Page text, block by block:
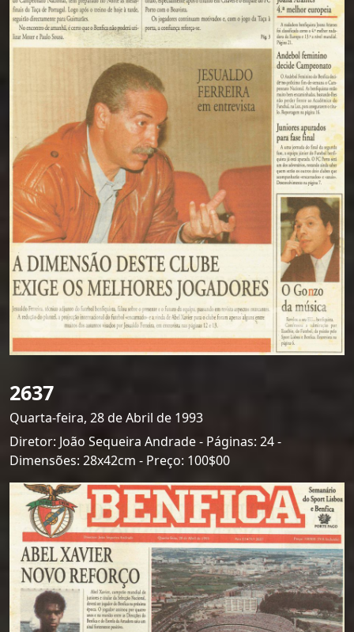
2637
Quarta-feira, 28 de Abril de 1993
Diretor: João Sequeira Andrade - Páginas: 24 -
Dimensões: 28x42cm - Preço: 100$00